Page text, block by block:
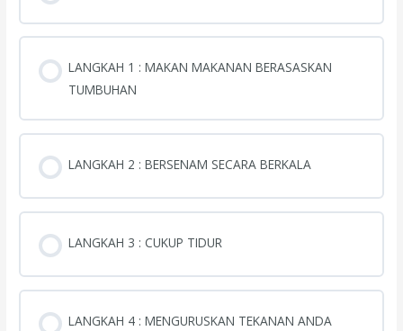
LANGKAH 1 : MAKAN MAKANAN BERASASKAN
TUMBUHAN
LANGKAH 2 : BERSENAM SECARA BERKALA
LANGKAH 3 : CUKUP TIDUR
LANGKAH 4 : MENGURUSKAN TEKANAN ANDA